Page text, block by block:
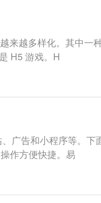
来越多样化。其中一
H5 游戏。H
广告和小程序等。下
作方便快捷。易